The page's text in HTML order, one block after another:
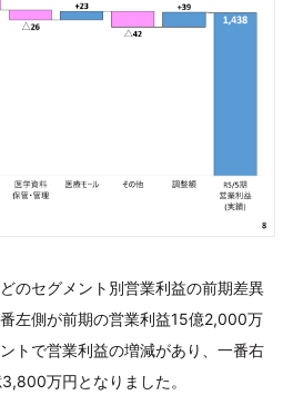
のセグメント別営業利益の前期差異
左側が前期の営業利益15億2,000万
トで営業利益の増減があり、一番右
万円となりました。